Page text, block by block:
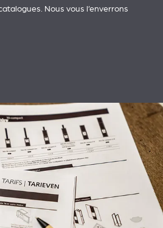
Nous vous l’enverrons